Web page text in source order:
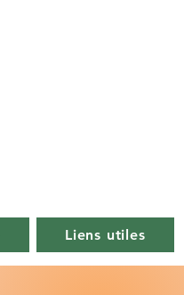
Liens utiles